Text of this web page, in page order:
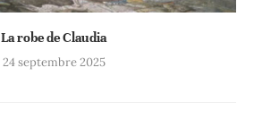
La robe de Claudia
24 septembre 2025